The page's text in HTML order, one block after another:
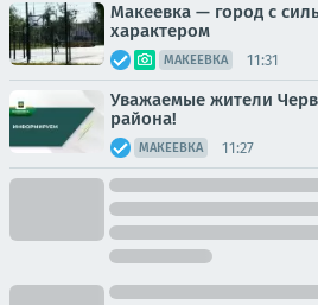
Макеевка — город с
характером
МАКЕЕВКА 11:31
Уважаемые жители
района!
МАКЕЕВКА 11:27